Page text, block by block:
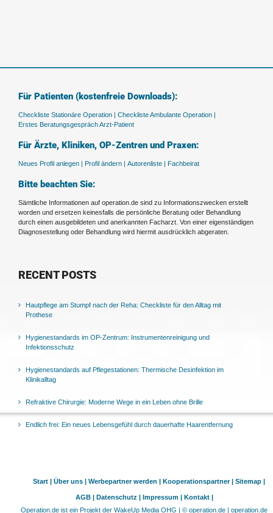
Für Patienten (kostenfreie Downloads):
Checkliste Stationäre Operation | Checkliste Ambulante Operation |
Erstes Beratungsgespräch Arzt-Patient
Für Ärzte, Kliniken, OP-Zentren und Praxen:
Neues Profil anlegen | Profil ändern | Autorenliste | Fachbeirat
Bitte beachten Sie:
Sämtliche Informationen auf operation.de sind zu Informationszwecken erstellt
worden und ersetzen keinesfalls die persönliche Beratung oder Behandlung
durch einen ausgebildeten und anerkannten Facharzt. Von einer eigenständigen
Diagnosestellung oder Behandlung wird hiermit ausdrücklich abgeraten.
RECENT POSTS
Hautpflege am Stumpf nach der Reha: Checkliste für den Alltag mit
Prothese
Hygienestandards im OP-Zentrum: Instrumentenreinigung und
Infektionsschutz
Hygienestandards auf Pflegestationen: Thermische Desinfektion im
Klinikalltag
Refraktive Chirurgie: Moderne Wege in ein Leben ohne Brille
Endlich frei: Ein neues Lebensgefühl durch dauerhafte Haarentfernung
Start | Über uns | Werbepartner werden | Kooperationspartner | Sitemap |
AGB | Datenschutz | Impressum | Kontakt |
Operation.de ist ein Projekt der WakeUp Media OHG | © operation.de | operation.de